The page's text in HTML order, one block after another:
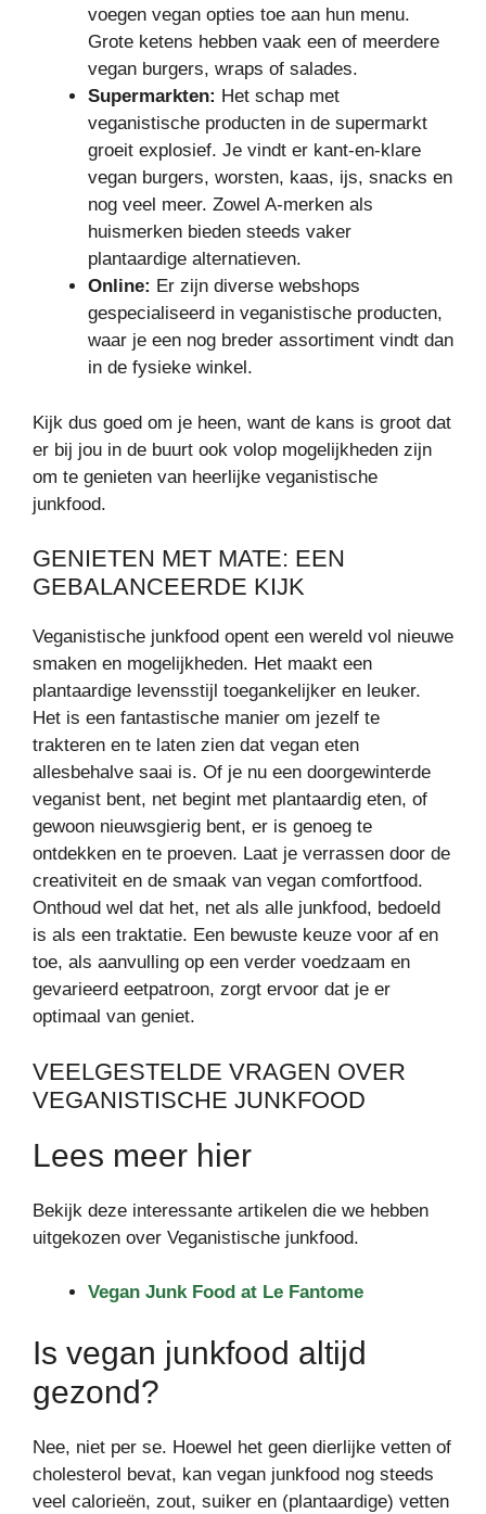
voegen vegan opties toe aan hun menu.
Grote ketens hebben vaak een of meerdere
vegan burgers, wraps of salades.
Supermarkten: Het schap met
veganistische producten in de supermarkt
groeit explosief. Je vindt er kant-en-klare
vegan burgers, worsten, kaas, ijs, snacks en
nog veel meer. Zowel A-merken als
huismerken bieden steeds vaker
plantaardige alternatieven.
Online: Er zijn diverse webshops
gespecialiseerd in veganistische producten,
waar je een nog breder assortiment vindt dan
in de fysieke winkel.
Kijk dus goed om je heen, want de kans is groot dat
er bij jou in de buurt ook volop mogelijkheden zijn
om te genieten van heerlijke veganistische
junkfood.
GENIETEN MET MATE: EEN
GEBALANCEERDE KIJK
Veganistische junkfood opent een wereld vol nieuwe
smaken en mogelijkheden. Het maakt een
plantaardige levensstijl toegankelijker en leuker.
Het is een fantastische manier om jezelf te
trakteren en te laten zien dat vegan eten
allesbehalve saai is. Of je nu een doorgewinterde
veganist bent, net begint met plantaardig eten, of
gewoon nieuwsgierig bent, er is genoeg te
ontdekken en te proeven. Laat je verrassen door de
creativiteit en de smaak van vegan comfortfood.
Onthoud wel dat het, net als alle junkfood, bedoeld
is als een traktatie. Een bewuste keuze voor af en
toe, als aanvulling op een verder voedzaam en
gevarieerd eetpatroon, zorgt ervoor dat je er
optimaal van geniet.
VEELGESTELDE VRAGEN OVER
VEGANISTISCHE JUNKFOOD
Lees meer hier
Bekijk deze interessante artikelen die we hebben
uitgekozen over Veganistische junkfood.
Vegan Junk Food at Le Fantome
Is vegan junkfood altijd
gezond?
Nee, niet per se. Hoewel het geen dierlijke vetten of
cholesterol bevat, kan vegan junkfood nog steeds
veel calorieën, zout, suiker en (plantaardige) vetten